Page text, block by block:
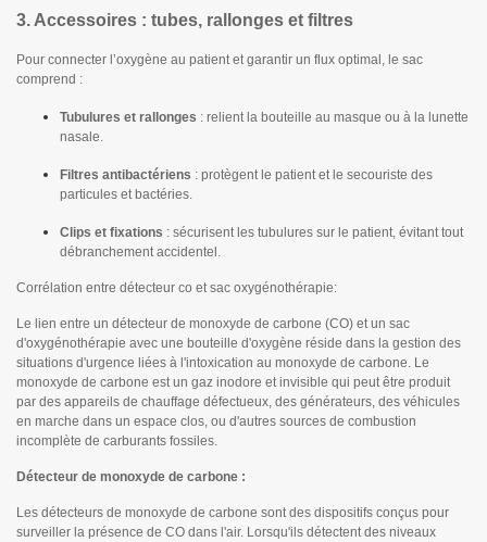
3. Accessoires : tubes, rallonges et filtres
Pour connecter l’oxygène au patient et garantir un flux optimal, le sac
comprend :
Tubulures et rallonges : relient la bouteille au masque ou à la lunette
nasale.
Filtres antibactériens : protègent le patient et le secouriste des
particules et bactéries.
Clips et fixations : sécurisent les tubulures sur le patient, évitant tout
débranchement accidentel.
Corrélation entre détecteur co et sac oxygénothérapie:
Le lien entre un détecteur de monoxyde de carbone (CO) et un sac
d'oxygénothérapie avec une bouteille d'oxygène réside dans la gestion des
situations d'urgence liées à l'intoxication au monoxyde de carbone. Le
monoxyde de carbone est un gaz inodore et invisible qui peut être produit
par des appareils de chauffage défectueux, des générateurs, des véhicules
en marche dans un espace clos, ou d'autres sources de combustion
incomplète de carburants fossiles.
Détecteur de monoxyde de carbone :
Les détecteurs de monoxyde de carbone sont des dispositifs conçus pour
surveiller la présence de CO dans l'air. Lorsqu'ils détectent des niveaux